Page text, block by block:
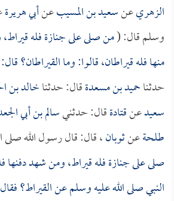
الزهريعنسعيد بن المسيبعنأبي هريرة
وسلم قال: (من صلى على جنازة فله
منها فله قيراطان، قالوا: وما القيراطان؟
حدثناحميد بن مسعدةقال: حدثناخالد بن
سعيدعنقتادةقال: حدثنيسالم بن أبي
طلحةعنثوبان، قال: قال رسول الله صلى
صلى على جنازة فله قيراط، ومن شهد دفنها
النبي صلى الله عليه وسلم عن القيراط؟